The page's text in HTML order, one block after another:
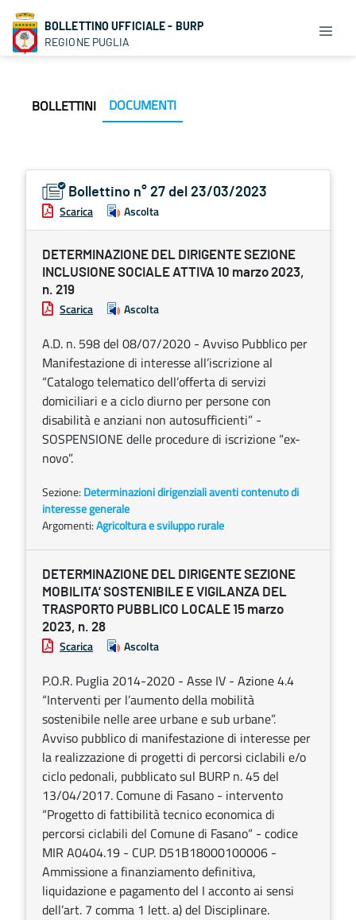
BOLLETTINO UFFICIALE - BURP
REGIONE PUGLIA
BOLLETTINI DOCUMENTI
Bollettino n° 27 del 23/03/2023
Scarica Ascolta
DETERMINAZIONE DEL DIRIGENTE SEZIONE
INCLUSIONE SOCIALE ATTIVA 10 marzo 2023,
n. 219
Scarica Ascolta
A.D. n. 598 del 08/07/2020 - Avviso Pubblico per
Manifestazione di interesse all’iscrizione al
“Catalogo telematico dell’offerta di servizi
domiciliari e a ciclo diurno per persone con
disabilità e anziani non autosufficienti” -
SOSPENSIONE delle procedure di iscrizione “ex-
novo”.
Sezione: Determinazioni dirigenziali aventi contenuto di
interesse generale
Argomenti:Agricoltura e sviluppo rurale
DETERMINAZIONE DEL DIRIGENTE SEZIONE
MOBILITA’ SOSTENIBILE E VIGILANZA DEL
TRASPORTO PUBBLICO LOCALE 15 marzo
2023, n. 28
Scarica Ascolta
P.O.R. Puglia 2014-2020 - Asse IV - Azione 4.4
“Interventi per l’aumento della mobilità
sostenibile nelle aree urbane e sub urbane”.
Avviso pubblico di manifestazione di interesse per
la realizzazione di progetti di percorsi ciclabili e/o
ciclo pedonali, pubblicato sul BURP n. 45 del
13/04/2017. Comune di Fasano - intervento
“Progetto di fattibilità tecnico economica di
percorsi ciclabili del Comune di Fasano“ - codice
MIR A0404.19 - CUP. D51B18000100006 -
Ammissione a finanziamento definitiva,
liquidazione e pagamento del I acconto ai sensi
dell’art. 7 comma 1 lett. a) del Disciplinare.